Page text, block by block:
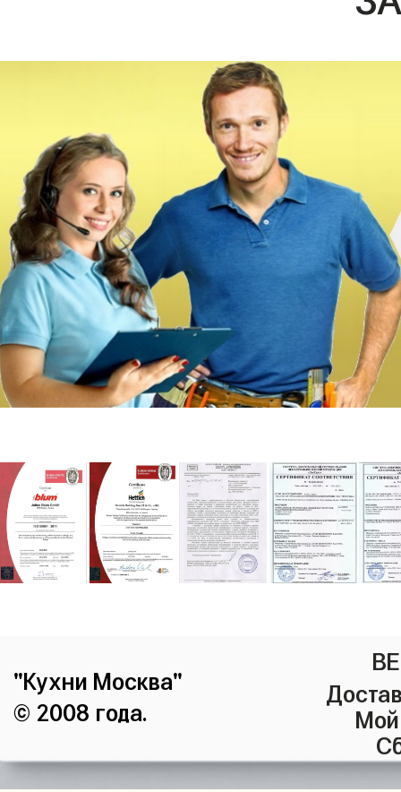
"Кухни Москва"
© 2008 года.